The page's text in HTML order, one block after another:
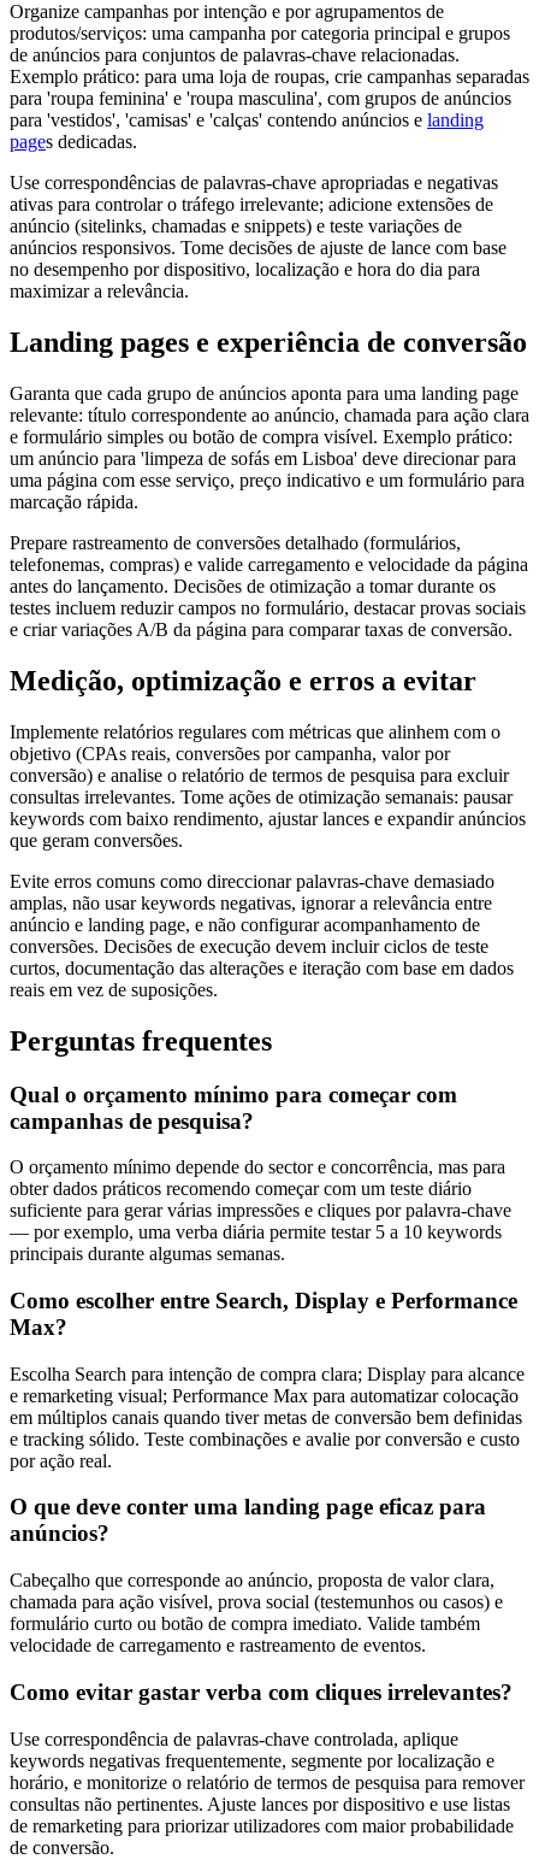
Organize campanhas por intenção e por agrupamentos de
produtos/serviços: uma campanha por categoria principal e grupos
de anúncios para conjuntos de palavras-chave relacionadas.
Exemplo prático: para uma loja de roupas, crie campanhas separadas
para 'roupa feminina' e 'roupa masculina', com grupos de anúncios
para 'vestidos', 'camisas' e 'calças' contendo anúncios e landing
pages dedicadas.
Use correspondências de palavras-chave apropriadas e negativas
ativas para controlar o tráfego irrelevante; adicione extensões de
anúncio (sitelinks, chamadas e snippets) e teste variações de
anúncios responsivos. Tome decisões de ajuste de lance com base
no desempenho por dispositivo, localização e hora do dia para
maximizar a relevância.
Landing pages e experiência de conversão
Garanta que cada grupo de anúncios aponta para uma landing page
relevante: título correspondente ao anúncio, chamada para ação clara
e formulário simples ou botão de compra visível. Exemplo prático:
um anúncio para 'limpeza de sofás em Lisboa' deve direcionar para
uma página com esse serviço, preço indicativo e um formulário para
marcação rápida.
Prepare rastreamento de conversões detalhado (formulários,
telefonemas, compras) e valide carregamento e velocidade da página
antes do lançamento. Decisões de otimização a tomar durante os
testes incluem reduzir campos no formulário, destacar provas sociais
e criar variações A/B da página para comparar taxas de conversão.
Medição, optimização e erros a evitar
Implemente relatórios regulares com métricas que alinhem com o
objetivo (CPAs reais, conversões por campanha, valor por
conversão) e analise o relatório de termos de pesquisa para excluir
consultas irrelevantes. Tome ações de otimização semanais: pausar
keywords com baixo rendimento, ajustar lances e expandir anúncios
que geram conversões.
Evite erros comuns como direccionar palavras-chave demasiado
amplas, não usar keywords negativas, ignorar a relevância entre
anúncio e landing page, e não configurar acompanhamento de
conversões. Decisões de execução devem incluir ciclos de teste
curtos, documentação das alterações e iteração com base em dados
reais em vez de suposições.
Perguntas frequentes
Qual o orçamento mínimo para começar com
campanhas de pesquisa?
O orçamento mínimo depende do sector e concorrência, mas para
obter dados práticos recomendo começar com um teste diário
suficiente para gerar várias impressões e cliques por palavra-chave
— por exemplo, uma verba diária permite testar 5 a 10 keywords
principais durante algumas semanas.
Como escolher entre Search, Display e Performance
Max?
Escolha Search para intenção de compra clara; Display para alcance
e remarketing visual; Performance Max para automatizar colocação
em múltiplos canais quando tiver metas de conversão bem definidas
e tracking sólido. Teste combinações e avalie por conversão e custo
por ação real.
O que deve conter uma landing page eficaz para
anúncios?
Cabeçalho que corresponde ao anúncio, proposta de valor clara,
chamada para ação visível, prova social (testemunhos ou casos) e
formulário curto ou botão de compra imediato. Valide também
velocidade de carregamento e rastreamento de eventos.
Como evitar gastar verba com cliques irrelevantes?
Use correspondência de palavras-chave controlada, aplique
keywords negativas frequentemente, segmente por localização e
horário, e monitorize o relatório de termos de pesquisa para remover
consultas não pertinentes. Ajuste lances por dispositivo e use listas
de remarketing para priorizar utilizadores com maior probabilidade
de conversão.